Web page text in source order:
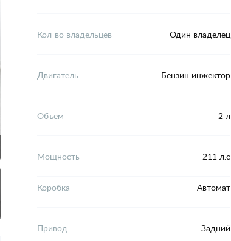
Кол-во владельцев Один владелец
Двигатель Бензин инжектор
Объем 2 л
Мощность 211 л.с
Коробка Автомат
Привод Задний